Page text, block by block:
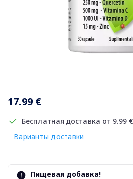
17.99 €
Бесплатная доставка от 9.99 €
Варианты доставки
Пищевая добавка!